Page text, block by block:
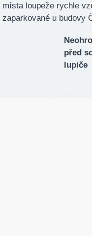
místa loupeže rychle
zaparkované u budovy
před
lupiče